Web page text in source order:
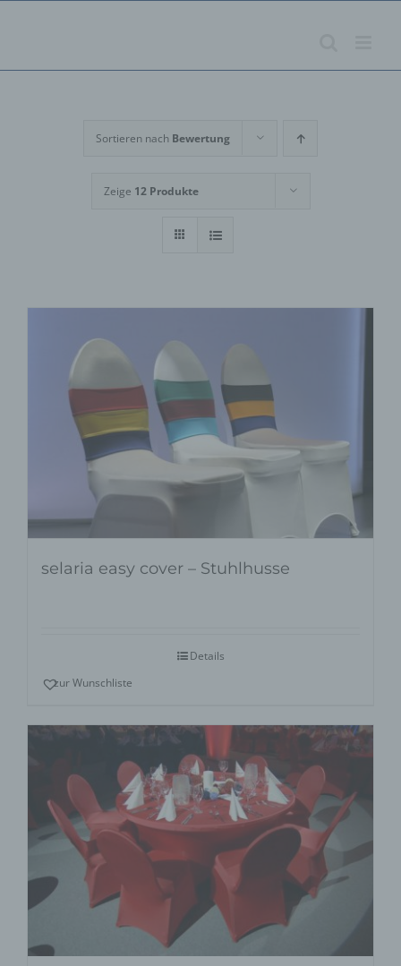
Sortieren nach Bewertung
Zeige 12 Produkte
selaria easy cover – Stuhlhusse
Details
zur Wunschliste